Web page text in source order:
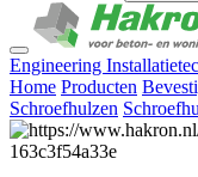
Engineering
Home Producten
Schroefhulzen